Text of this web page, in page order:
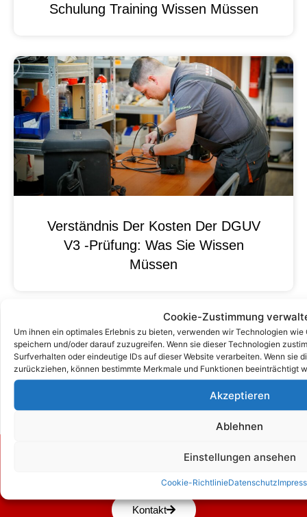
Cookie-Zustimmung
Um ihnen ein optimales Erlebnis zu bieten, verwenden wir Technologien
speichern und/oder darauf zuzugreifen. Wenn sie dieser Technologien
Surfverhalten oder eindeutige IDs auf dieser Website verarbeiten. Wenn sie
zurückziehen, können bestimmte Merkmale und Funktionen beeinträchtigt
Akzeptieren
Ablehnen
Einstellungen ansehen
Cookie-RichtlinieDatenschutz
Schulung Training Wissen Müssen
Verständnis Der Kosten Der DGUV
V3 -Prüfung: Was Sie Wissen
Müssen
Zum Kontaktformular
Kontakt